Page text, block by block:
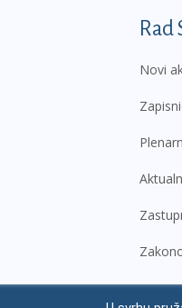
Rad
Novi